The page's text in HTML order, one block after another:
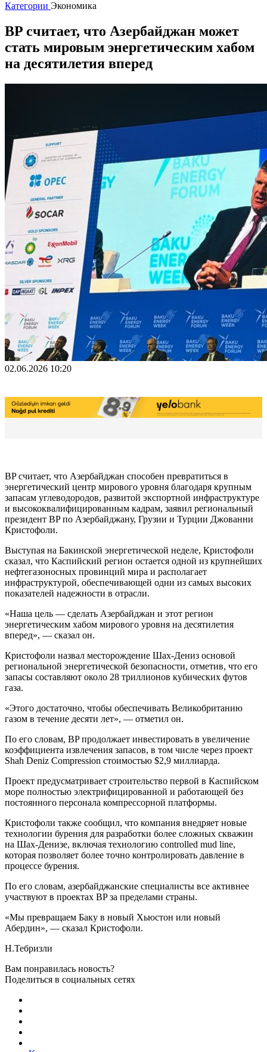
Категории Экономика
BP считает, что Азербайджан может
стать мировым энергетическим хабом
на десятилетия вперед
02.06.2026 10:20
BP считает, что Азербайджан способен превратиться в
энергетический центр мирового уровня благодаря крупным
запасам углеводородов, развитой экспортной инфраструктуре
и высококвалифицированным кадрам, заявил региональный
президент BP по Азербайджану, Грузии и Турции Джованни
Кристофоли.
Выступая на Бакинской энергетической неделе, Кристофоли
сказал, что Каспийский регион остается одной из крупнейших
нефтегазоносных провинций мира и располагает
инфраструктурой, обеспечивающей одни из самых высоких
показателей надежности в отрасли.
«Наша цель — сделать Азербайджан и этот регион
энергетическим хабом мирового уровня на десятилетия
вперед», — сказал он.
Кристофоли назвал месторождение Шах-Дениз основой
региональной энергетической безопасности, отметив, что его
запасы составляют около 28 триллионов кубических футов
газа.
«Этого достаточно, чтобы обеспечивать Великобританию
газом в течение десяти лет», — отметил он.
По его словам, BP продолжает инвестировать в увеличение
коэффициента извлечения запасов, в том числе через проект
Shah Deniz Compression стоимостью $2,9 миллиарда.
Проект предусматривает строительство первой в Каспийском
море полностью электрифицированной и работающей без
постоянного персонала компрессорной платформы.
Кристофоли также сообщил, что компания внедряет новые
технологии бурения для разработки более сложных скважин
на Шах-Денизе, включая технологию controlled mud line,
которая позволяет более точно контролировать давление в
процессе бурения.
По его словам, азербайджанские специалисты все активнее
участвуют в проектах BP за пределами страны.
«Мы превращаем Баку в новый Хьюстон или новый
Абердин», — сказал Кристофоли.
Н.Тебризли
Вам понравилась новость?
Поделиться в социальных сетях